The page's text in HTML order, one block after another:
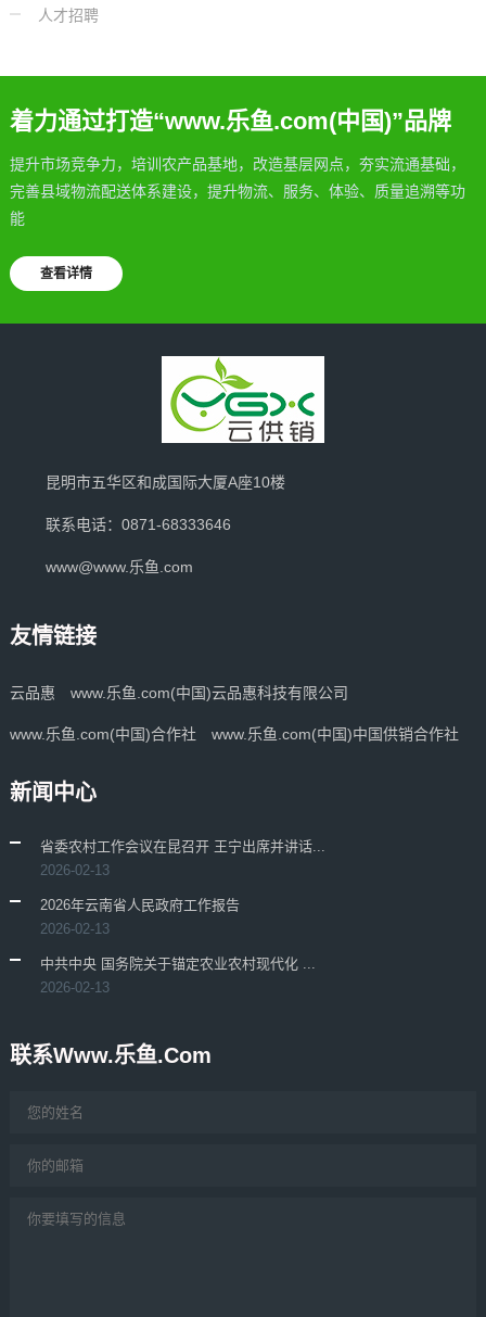
人才招聘
着力通过打造“www.乐鱼.com(中国)”品牌
提升市场竞争力，培训农产品基地，改造基层网点，夯实流通基础，
完善县域物流配送体系建设，提升物流、服务、体验、质量追溯等功
能
查看详情
昆明市五华区和成国际大厦A座10楼
联系电话：0871-68333646
www@www.乐鱼.com
友情链接
云品惠 www.乐鱼.com(中国)云品惠科技有限公司
www.乐鱼.com(中国)合作社 www.乐鱼.com(中国)中国供销合作社
新闻中心
省委农村工作会议在昆召开 王宁出席并讲话...
2026-02-13
2026年云南省人民政府工作报告
2026-02-13
中共中央 国务院关于锚定农业农村现代化 ...
2026-02-13
联系www.乐鱼.com